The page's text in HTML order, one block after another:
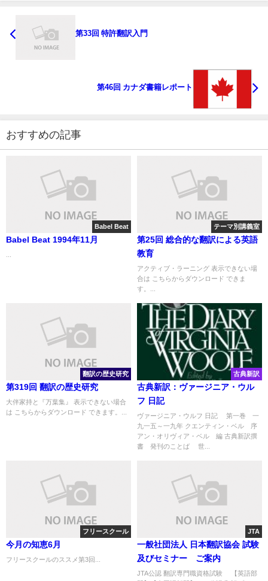
第33回 特許翻訳入門
第46回 カナダ書籍レポート
おすすめの記事
Babel Beat
Babel Beat 1994年11月
テーマ別講義室
第25回 総合的な翻訳による英語
教育
アクティブ・ラーニング 表示できない場
合は こちらからダウンロード できま
す。...
翻訳の歴史研究
第319回 翻訳の歴史研究
大伴家持と『万葉集』 表示できない場合
は こちらからダウンロード できます。...
古典新訳
古典新訳：ヴァージニア・ウル
フ 日記
ヴァージニア・ウルフ 日記 第一巻 一
九一五～一九年 クエンティン・ベル 序
アン・オリヴィア・ベル 編 古典新訳撰
書 発刊のことば 世...
フリースクール
今月の知恵6月
フリースクールのススメ第3回...
JTA
一般社団法人 日本翻訳協会 試験
及びセミナー ご案内
JTA公認 翻訳専門職資格試験 【英語部